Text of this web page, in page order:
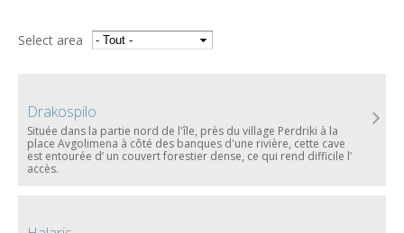
Select area
Drakospilo
Située dans la partie nord de l'île, près du village Perdriki à la
place Avgolimena à côté des banques d'une rivière, cette cave
est entourée d’ un couvert forestier dense, ce qui rend difficile l’
accès.